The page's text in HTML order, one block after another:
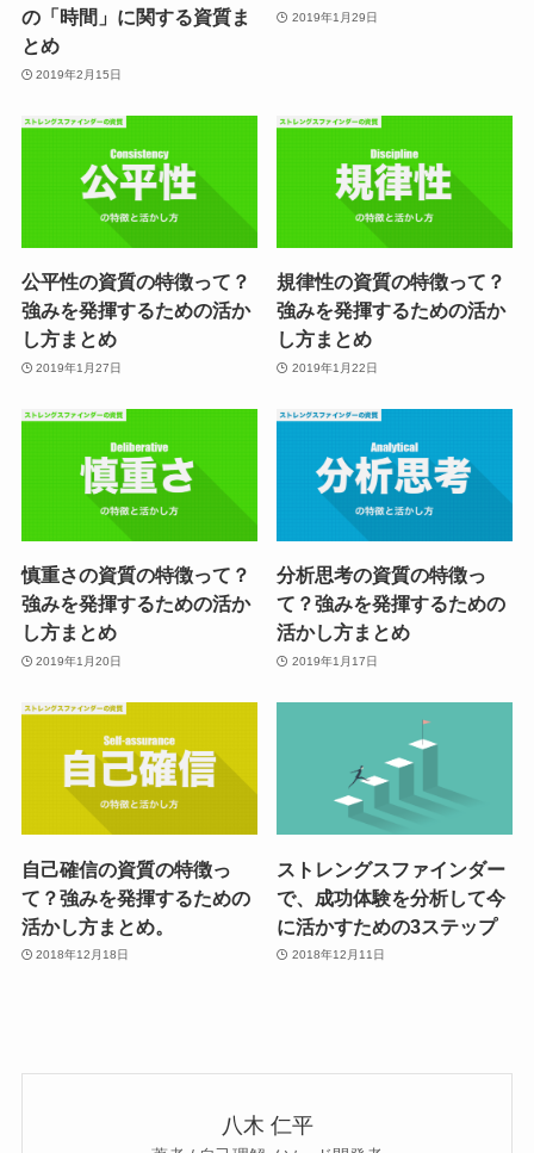
の「時間」に関する資質ま
とめ
2019年2月15日
2019年1月29日
公平性の資質の特徴って？
強みを発揮するための活か
し方まとめ
2019年1月27日
規律性の資質の特徴って？
強みを発揮するための活か
し方まとめ
2019年1月22日
慎重さの資質の特徴って？
強みを発揮するための活か
し方まとめ
2019年1月20日
分析思考の資質の特徴っ
て？強みを発揮するための
活かし方まとめ
2019年1月17日
自己確信の資質の特徴っ
て？強みを発揮するための
活かし方まとめ。
2018年12月18日
ストレングスファインダー
で、成功体験を分析して今
に活かすための3ステップ
2018年12月11日
八木 仁平